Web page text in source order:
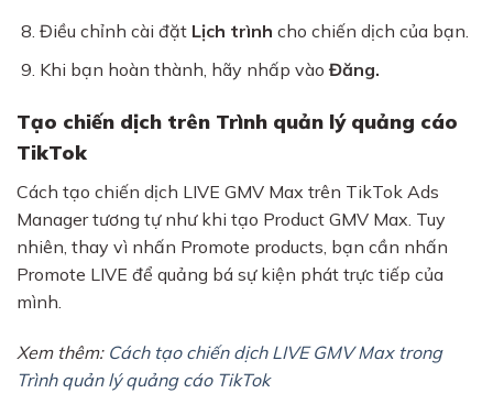
Điều chỉnh cài đặt Lịch trình cho chiến dịch của bạn.
Khi bạn hoàn thành, hãy nhấp vào Đăng.
Tạo chiến dịch trên Trình quản lý quảng cáo
TikTok
Cách tạo chiến dịch LIVE GMV Max trên TikTok Ads
Manager tương tự như khi tạo Product GMV Max. Tuy
nhiên, thay vì nhấn Promote products, bạn cần nhấn
Promote LIVE để quảng bá sự kiện phát trực tiếp của
mình.
Xem thêm: Cách tạo chiến dịch LIVE GMV Max trong
Trình quản lý quảng cáo TikTok